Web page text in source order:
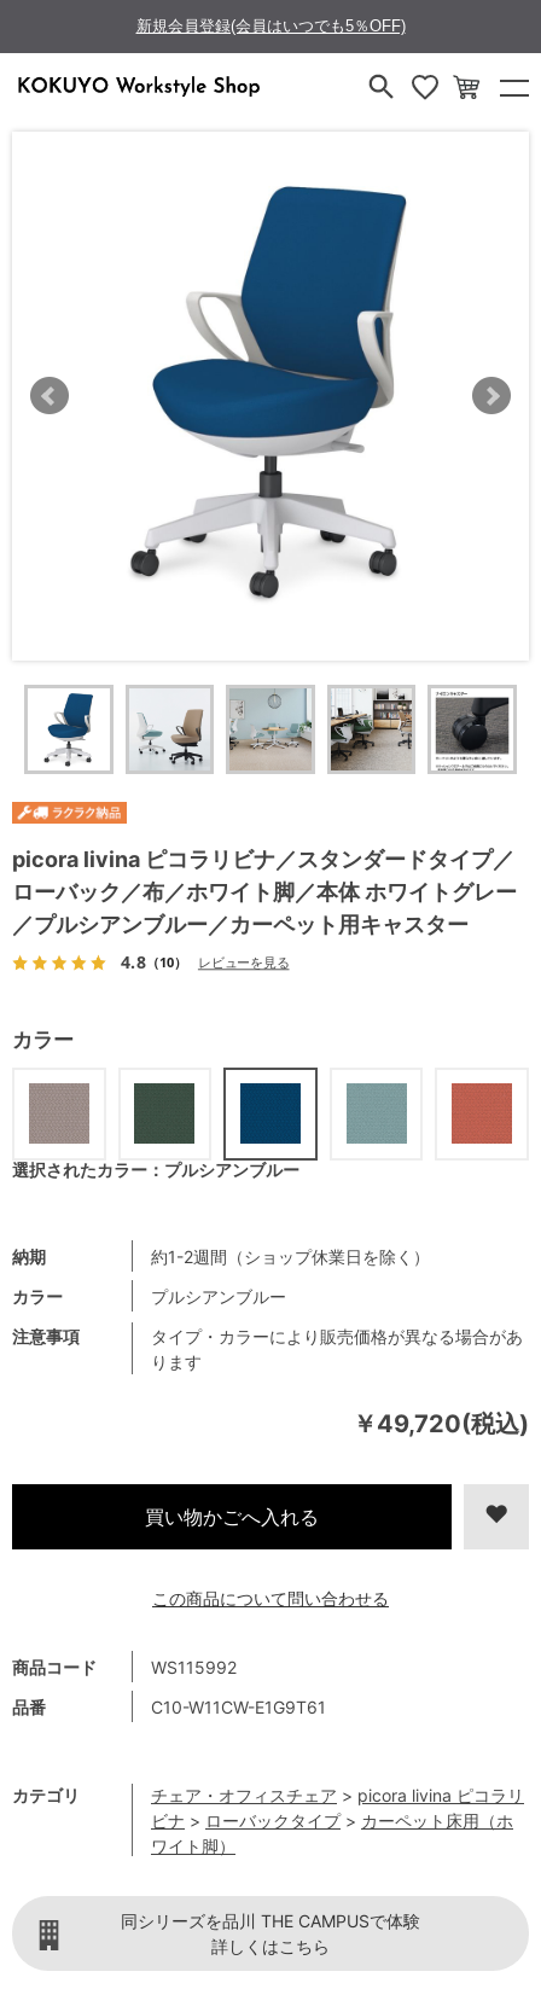
新規会員登録(会員はいつでも5％OFF)
picora livina ピコラリビナ／スタンダードタイプ／
ローバック／布／ホワイト脚／本体 ホワイトグレー
／プルシアンブルー／カーペット用キャスター
4.8（10） レビューを見る
￥49,720(税込)
商品コード
WS115992
品番
C10-W11CW-E1G9T61
カテゴリ チェア・オフィスチェア > picora livina ピコラリ
ビナ > ローバックタイプ> カーペット床用（ホ
ワイト脚）
注意事項
タイプ・カラーにより販売価格が異なる場合があ
ります
納期
約1-2週間（ショップ休業日を除く）
カラー
プルシアンブルー
カラー
選択されたカラー：プルシアンブルー
この商品について問い合わせる
同シリーズを品川 THE CAMPUSで体験
詳しくはこちら